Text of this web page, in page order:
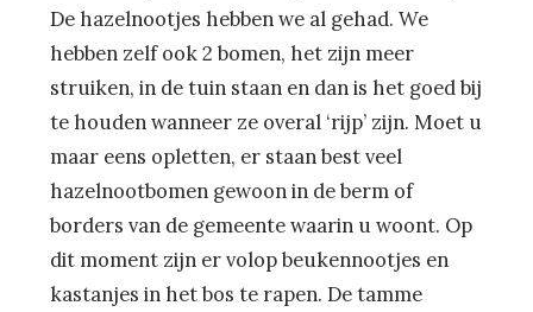
De hazelnootjes hebben we al gehad. We
hebben zelf ook 2 bomen, het zijn meer
struiken, in de tuin staan en dan is het goed bij
te houden wanneer ze overal ‘rijp’ zijn. Moet u
maar eens opletten, er staan best veel
hazelnootbomen gewoon in de berm of
borders van de gemeente waarin u woont. Op
dit moment zijn er volop beukennootjes en
kastanjes in het bos te rapen. De tamme